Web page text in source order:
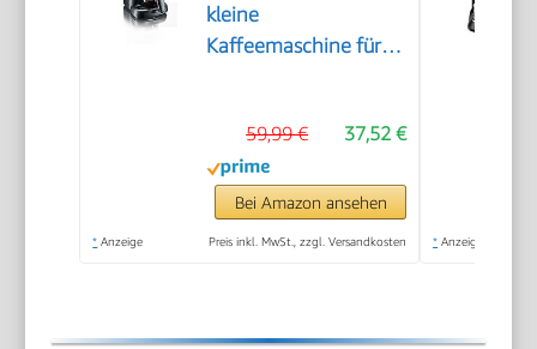
kleine
Kaffeemaschine für
Kaffeemaschine mit
Milchschäumer für
Kaffee-Milch-
Spezialitäten, ideal für
37,52 €
59,99 €
Bei Amazon ansehen
* Anzeige Preis inkl. MwSt., zzgl. Versandkosten * Anzeige